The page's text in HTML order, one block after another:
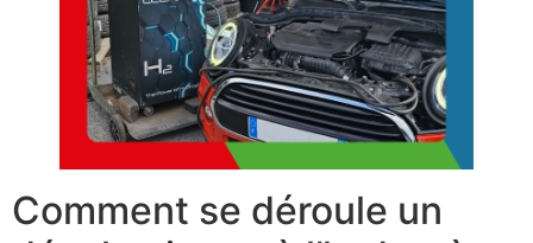
Comment se déroule un